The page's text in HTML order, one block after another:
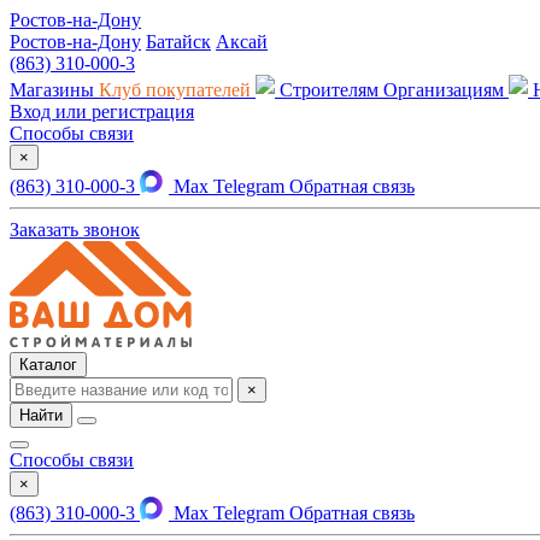
Ростов-на-Дону
Ростов-на-Дону Батайск Аксай
(863) 310-000-3
Магазины Клуб покупателей Строителям Организациям
Вход или регистрация
Способы связи
×
(863) 310-000-3 Max Telegram Обратная связь
Заказать звонок
Каталог
×
Найти
Способы связи
×
(863) 310-000-3 Max Telegram Обратная связь